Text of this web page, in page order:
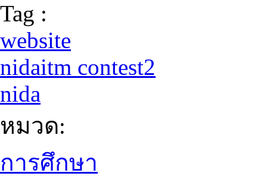
Tag :
website
nidaitm contest2
nida
หมวด:
การศึกษา